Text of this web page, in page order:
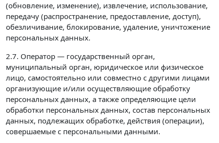
(обновление, изменение), извлечение, использование,
передачу (распространение, предоставление, доступ),
обезличивание, блокирование, удаление, уничтожение
персональных данных.
2.7. Оператор — государственный орган,
муниципальный орган, юридическое или физическое
лицо, самостоятельно или совместно с другими лицами
организующие и/или осуществляющие обработку
персональных данных, а также определяющие цели
обработки персональных данных, состав персональных
данных, подлежащих обработке, действия (операции),
совершаемые с персональными данными.